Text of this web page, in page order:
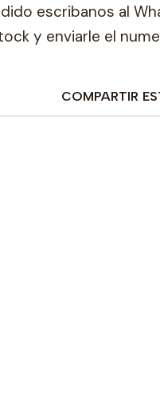
escribanos al
y enviarle el
COMPARTIR